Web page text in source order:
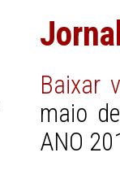
Baixar
maio
ANO